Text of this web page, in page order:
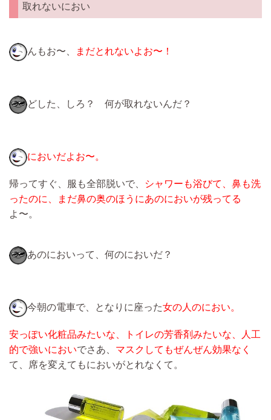
取れないにおい
んもお〜、 まだとれないよお〜！
どした、しろ？ 何が取れないんだ？
においだよお〜。
帰ってすぐ、服も全部脱いで、
シャワーも浴びて、鼻も洗
ったのに、まだ鼻の奥のほうにあのにおいが残ってる
よ〜。
あのにおいって、何のにおいだ？
今朝の電車で、となりに座った女の人のにおい。
安っぽい化粧品みたいな、トイレの芳香剤みたいな、人工
的で強いにおいでさあ、 マスクしてもぜんぜん効果なく
て、席を変えてもにおいがとれなくて。